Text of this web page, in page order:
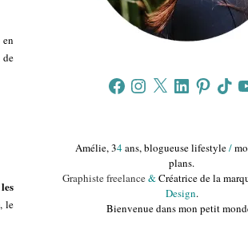
le
FacebookInstagram
X LinkedInPinterestTikTok
Amélie, 34ans, blogueuse lifestyle/
plans.
Graphiste freelance&Créatrice de la
Design.
Bienvenue dans mon petit